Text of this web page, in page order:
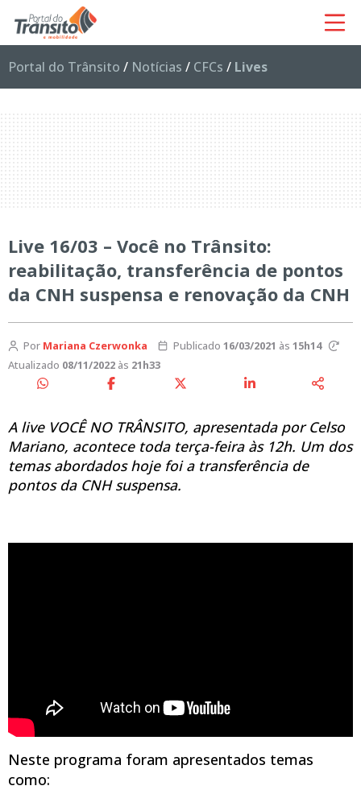
Portal do Trânsito / Notícias / CFCs / Lives
Live 16/03 – Você no Trânsito:
reabilitação, transferência de pontos
da CNH suspensa e renovação da CNH
Por Mariana Czerwonka Publicado 16/03/2021 às 15h14
Atualizado 08/11/2022 às 21h33
A live VOCÊ NO TRÂNSITO, apresentada por Celso
Mariano, acontece toda terça-feira às 12h. Um dos
temas abordados hoje foi a transferência de
pontos da CNH suspensa.
Neste programa foram apresentados temas
como: